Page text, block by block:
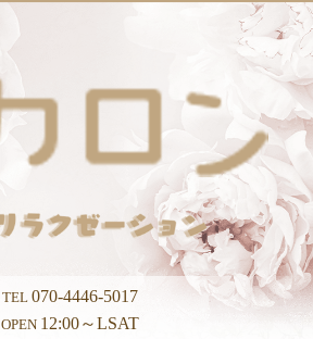
TEL 070-4446-5017
OPEN 12:00～LSAT